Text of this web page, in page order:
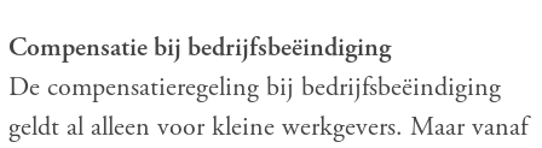
Compensatie bij bedrijfsbeëindiging
De compensatieregeling bij bedrijfsbeëindiging
geldt al alleen voor kleine werkgevers. Maar vanaf